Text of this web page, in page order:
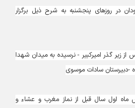
در روز‌های پنجشنبه به شرح ذیل برگزار
- پس از زیر گذر امیرکبیر - نرسیده به میدان شهدا
سادات موسوی
اول سال قبل از نماز مغرب و عشاء و